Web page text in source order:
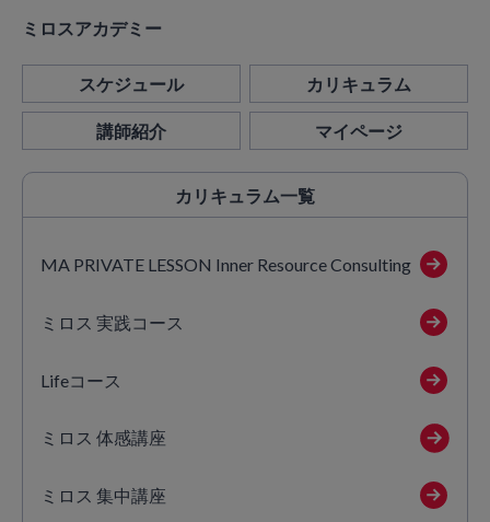
ミロスアカデミー
スケジュール カリキュラム
講師紹介 マイページ
カリキュラム一覧
MA PRIVATE LESSON Inner Resource Consulting
ミロス 実践コース
Lifeコース
ミロス 体感講座
ミロス 集中講座